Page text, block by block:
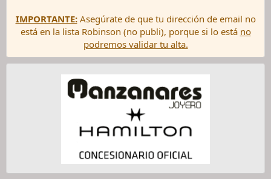
IMPORTANTE:Asegúrate de que tu dirección de email no
está en la lista Robinson (no publi), porque si lo está no
podremos validar tu alta.